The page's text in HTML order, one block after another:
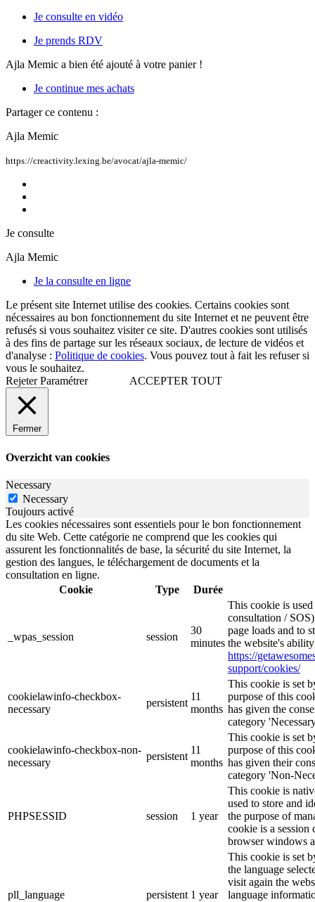
Je consulte en vidéo
Je prends RDV
Ajla Memic a bien été ajouté à votre panier !
Je continue mes achats
Partager ce contenu :
Ajla Memic
https://creactivity.lexing.be/avocat/ajla-memic/
Je consulte
Ajla Memic
Je la consulte en ligne
Le présent site Internet utilise des cookies. Certains cookies sont
nécessaires au bon fonctionnement du site Internet et ne peuvent être
refusés si vous souhaitez visiter ce site. D'autres cookies sont utilisés
à des fins de partage sur les réseaux sociaux, de lecture de vidéos et
d'analyse : Politique de cookies. Vous pouvez tout à fait les refuser si
vous le souhaitez.
Rejeter Paramétrer ACCEPTER TOUT
Fermer
Overzicht van cookies
Necessary
Necessary
Toujours activé
Les cookies nécessaires sont essentiels pour le bon fonctionnement
du site Web. Cette catégorie ne comprend que les cookies qui
assurent les fonctionnalités de base, la sécurité du site Internet, la
gestion des langues, le téléchargement de documents et la
consultation en ligne.
Cookie
Type Durée
_wpas_session session
30
minutes
This cookie is
consultation /
page loads and to
the website's
https://
support/cookies/
cookielawinfo-checkbox-
necessary
persistent
11
months
This cookie is set
purpose of this
has given the
category
cookielawinfo-checkbox-non-
necessary
persistent
11
months
This cookie is set
purpose of this
has given their
category 'Non-
PHPSESSID session 1 year
This cookie is
used to store and
the purpose of
cookie is a session
browser windows
pll_language persistent 1 year
This cookie is set
the language
visit again the
language